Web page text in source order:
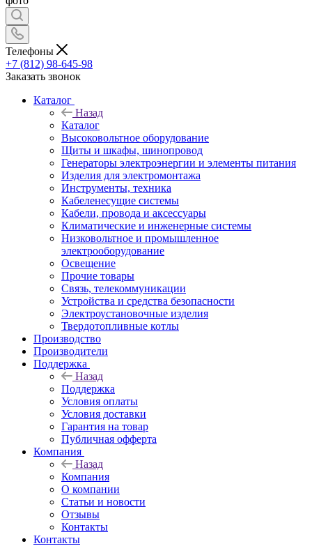
Телефоны
+7 (812) 98-645-98
Заказать звонок
Каталог
Назад
Каталог
Высоковольтное оборудование
Щиты и шкафы, шинопровод
Генераторы электроэнергии и элементы питания
Изделия для электромонтажа
Инструменты, техника
Кабеленесущие системы
Кабели, провода и аксессуары
Климатические и инженерные системы
Низковольтное и промышленное
электрооборудование
Освещение
Прочие товары
Связь, телекоммуникации
Устройства и средства безопасности
Электроустановочные изделия
Твердотопливные котлы
Производство
Производители
Поддержка
Назад
Поддержка
Условия оплаты
Условия доставки
Гарантия на товар
Публичная офферта
Компания
Назад
Компания
О компании
Статьи и новости
Отзывы
Контакты
Контакты